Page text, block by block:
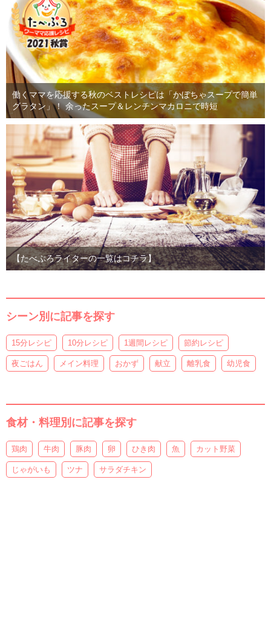
働くママを応援する秋のベストレシピは「かぼちゃスープで簡単
グラタン」！ 余ったスープ＆レンチンマカロニで時短
【たべぷろライターの一覧はコチラ】
シーン別に記事を探す
15分レシピ 10分レシピ 1週間レシピ 節約レシピ
夜ごはん メイン料理 おかず 献立 離乳食 幼児食
食材・料理別に記事を探す
鶏肉 牛肉 豚肉 卵 ひき肉 魚 カット野菜
じゃがいも ツナ サラダチキン